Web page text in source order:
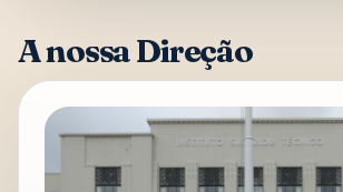
A nossa Direção